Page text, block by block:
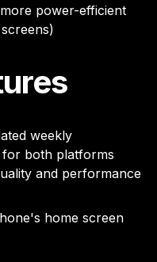
power-efficient
weekly
for both platforms
and performance
home screen